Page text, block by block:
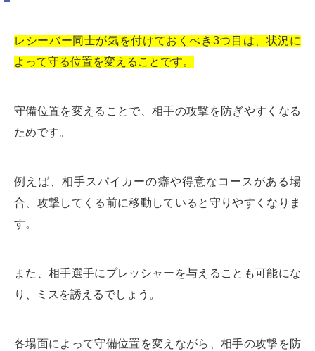
レシーバー同士が気を付けておくべき3つ目は、状況に
よって守る位置を変えることです。
守備位置を変えることで、相手の攻撃を防ぎやすくなる
ためです。
例えば、相手スパイカーの癖や得意なコースがある場
合、攻撃してくる前に移動していると守りやすくなりま
す。
また、相手選手にプレッシャーを与えることも可能にな
り、ミスを誘えるでしょう。
各場面によって守備位置を変えながら、相手の攻撃を防